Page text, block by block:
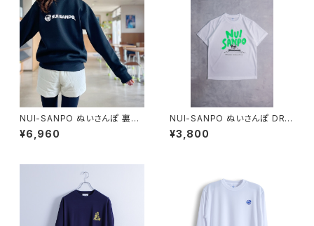
NUI-SANPO ぬいさんぽ 裏起
毛スウェットトレーナー【ブラッ
ク/ネイビー/グレー】
¥6,960
NUI-SANPO ぬいさんぽ DRY
ネオンロゴTシャツ / ホワイト
¥3,800